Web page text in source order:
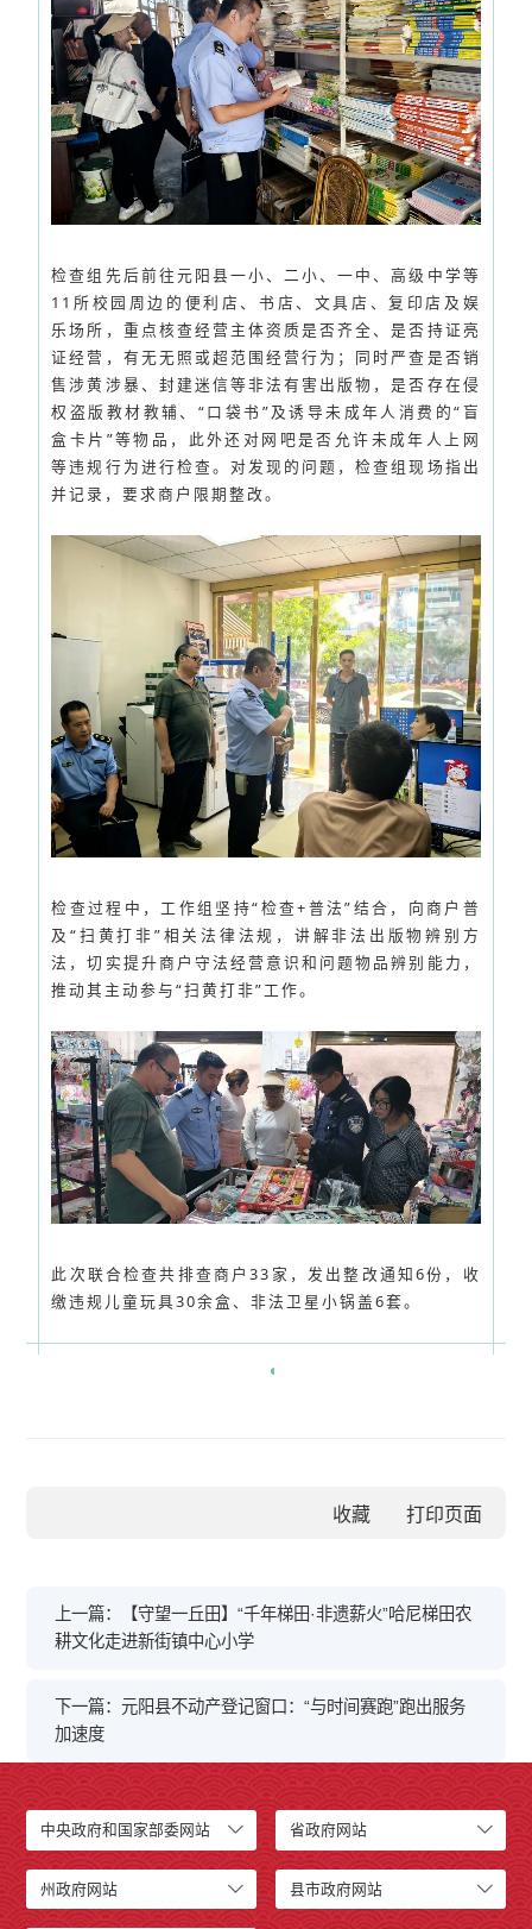
检查组先后前往元阳县一小、二小、一中、高级中学等
11所校园周边的便利店、书店、文具店、复印店及娱
乐场所，重点核查经营主体资质是否齐全、是否持证亮
证经营，有无无照或超范围经营行为；同时严查是否销
售涉黄涉暴、封建迷信等非法有害出版物，是否存在侵
权盗版教材教辅、“口袋书”及诱导未成年人消费的“盲
盒卡片”等物品，此外还对网吧是否允许未成年人上网
等违规行为进行检查。对发现的问题，检查组现场指出
并记录，要求商户限期整改。
检查过程中，工作组坚持“检查+普法”结合，向商户普
及“扫黄打非”相关法律法规，讲解非法出版物辨别方
法，切实提升商户守法经营意识和问题物品辨别能力，
推动其主动参与“扫黄打非”工作。
此次联合检查共排查商户33家，发出整改通知6份，收
缴违规儿童玩具30余盒、非法卫星小锅盖6套。
收藏
上一篇：【守望一丘田】“千年梯田·非遗薪火”哈尼梯田农
耕文化走进新街镇中心小学
下一篇：元阳县不动产登记窗口：“与时间赛跑”跑出服务
加速度
中央政府和国家部委网站 省政府网站
州政府网站 县市政府网站